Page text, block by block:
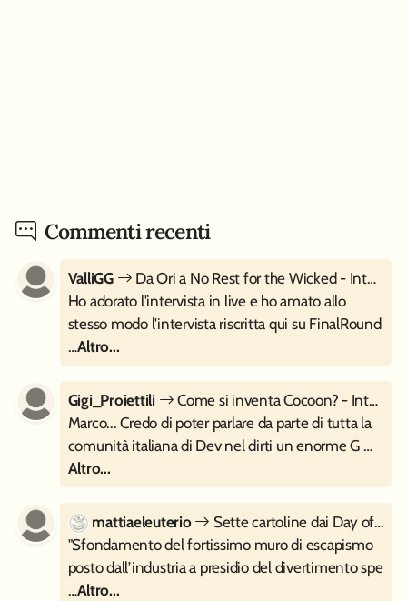
Commenti recenti
ValliGG
Da Ori a No Rest for the Wicked - Intervista a Moon Studios
Ho adorato l'intervista in live e ho amato allo
stesso modo l'intervista riscritta qui su FinalRound
…Altro...
Gigi_Proiettili
Come si inventa Cocoon? - Intervista a Geometric Interactive
Marco... Credo di poter parlare da parte di tutta la
comunità italiana di Dev nel dirti un enorme G …
Altro...
mattiaeleuterio
Sette cartoline dai Day of the Devs 2023
"Sfondamento del fortissimo muro di escapismo
posto dall’industria a presidio del divertimento spe
…Altro...